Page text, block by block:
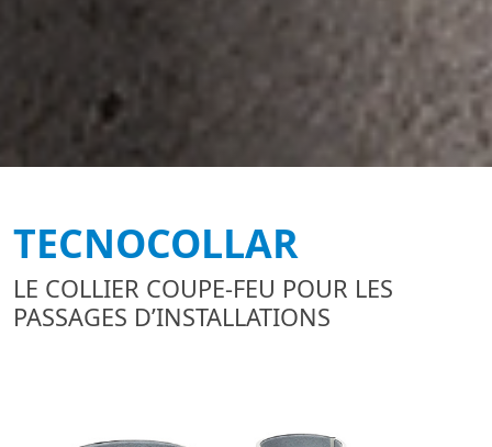
TECNOCOLLAR
LE COLLIER COUPE-FEU POUR LES
PASSAGES D’INSTALLATIONS